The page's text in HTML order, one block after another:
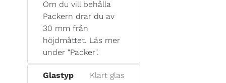
Om du vill behålla
Packern drar du av
30 mm från
höjdmåttet. Läs mer
under "Packer".
Glastyp Klart glas